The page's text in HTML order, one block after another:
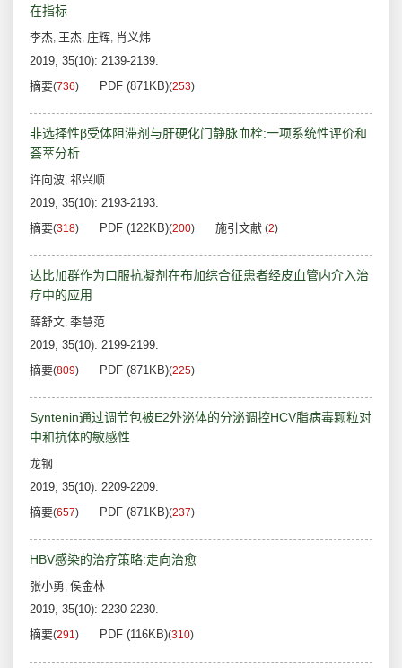
在指标
李杰, 王杰, 庄辉, 肖义炜
2019, 35(10): 2139-2139.
摘要(736) PDF (871KB)(253)
非选择性β受体阻滞剂与肝硬化门静脉血栓:一项系统性评价和
荟萃分析
许向波, 祁兴顺
2019, 35(10): 2193-2193.
摘要(318) PDF (122KB)(200) 施引文献 (2)
达比加群作为口服抗凝剂在布加综合征患者经皮血管内介入治
疗中的应用
薛舒文, 季慧范
2019, 35(10): 2199-2199.
摘要(809) PDF (871KB)(225)
Syntenin通过调节包被E2外泌体的分泌调控HCV脂病毒颗粒对
中和抗体的敏感性
龙钢
2019, 35(10): 2209-2209.
摘要(657) PDF (871KB)(237)
HBV感染的治疗策略:走向治愈
张小勇, 侯金林
2019, 35(10): 2230-2230.
摘要(291) PDF (116KB)(310)